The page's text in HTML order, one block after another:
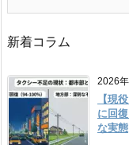
新着コラム
2026
【現
に回
な実態